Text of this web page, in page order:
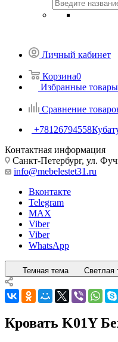
Личный кабинет
Корзина0
Избранные товары
Сравнение
+78126794558
Контактная информация
Санкт-Петербург, ул.
info@mebelestet31.ru
Вконтакте
Telegram
MAX
Viber
Viber
WhatsApp
Темная тема Светлая
Кровать K01Y